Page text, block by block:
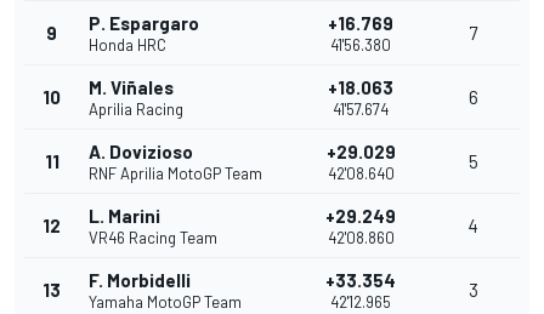
9 P. Espargaro
Honda HRC
+16.769
41'56.380
7
10 M. Viñales
Aprilia Racing
+18.063
41'57.674
6
11 A. Dovizioso
RNF Aprilia MotoGP Team
+29.029
42'08.640
5
12 L. Marini
VR46 Racing Team
+29.249
42'08.860
4
13 F. Morbidelli
Yamaha MotoGP Team
+33.354
42'12.965
3